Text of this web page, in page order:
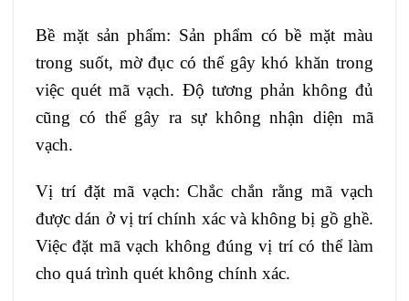
Bề mặt sản phẩm: Sản phẩm có bề mặt màu
trong suốt, mờ đục có thể gây khó khăn trong
việc quét mã vạch. Độ tương phản không đủ
cũng có thể gây ra sự không nhận diện mã
vạch.
Vị trí đặt mã vạch: Chắc chắn rằng mã vạch
được dán ở vị trí chính xác và không bị gồ ghề.
Việc đặt mã vạch không đúng vị trí có thể làm
cho quá trình quét không chính xác.